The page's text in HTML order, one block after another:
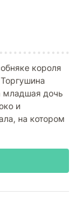
короля
младшая дочь
и
на котором